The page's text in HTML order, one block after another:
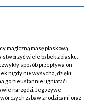
magiczną masę piaskową,
stworzyć wiele babek z piasku.
sposób przepływa on
nigdy nie wysycha, dzięki
go nieustannie ugniatać i
narzędzi. Jego żywe
zabaw z rodzicami oraz